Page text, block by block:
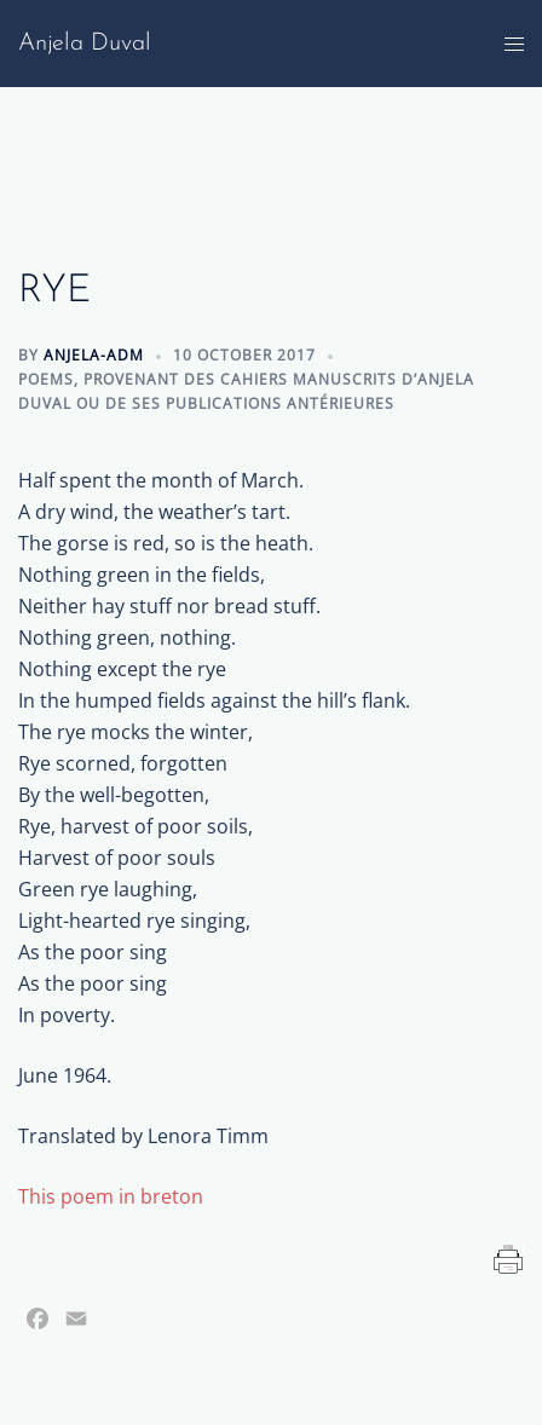
Anjela Duval
RYE
BY ANJELA-ADM
10 OCTOBER 2017
POEMS, PROVENANT DES CAHIERS MANUSCRITS D’ANJELA
DUVAL OU DE SES PUBLICATIONS ANTÉRIEURES
Half spent the month of March.
A dry wind, the weather’s tart.
The gorse is red, so is the heath.
Nothing green in the fields,
Neither hay stuff nor bread stuff.
Nothing green, nothing.
Nothing except the rye
In the humped fields against the hill’s flank.
The rye mocks the winter,
Rye scorned, forgotten
By the well-begotten,
Rye, harvest of poor soils,
Harvest of poor souls
Green rye laughing,
Light-hearted rye singing,
As the poor sing
As the poor sing
In poverty.
June 1964.
Translated by Lenora Timm
This poem in breton
Facebook